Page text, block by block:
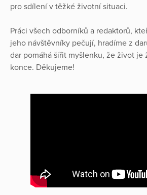
pro sdílení v těžké životní situaci.
Práci všech odborníků a redaktorů,
jeho návštěvníky pečují, hradíme z
dar pomáhá šířit myšlenku, že život je
konce. Děkujeme!